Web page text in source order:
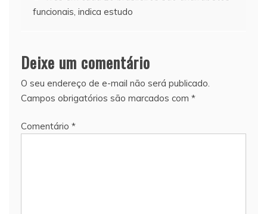
de
Post
funcionais, indica estudo
Deixe um comentário
O seu endereço de e-mail não será publicado.
Campos obrigatórios são marcados com *
Comentário *